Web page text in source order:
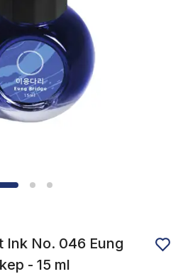
Ink No. 046 Eung
- 15 ml